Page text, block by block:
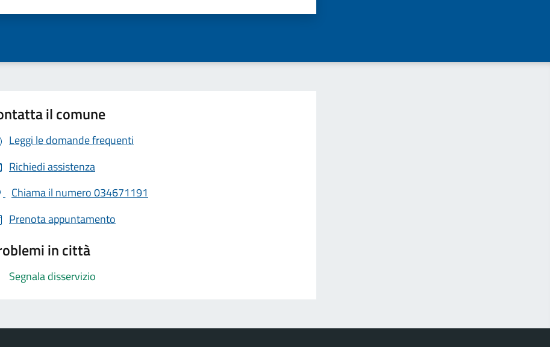
il comune
Leggi le domande frequenti
Richiedi assistenza
Chiama il numero 034671191
Prenota appuntamento
in città
Segnala disservizio